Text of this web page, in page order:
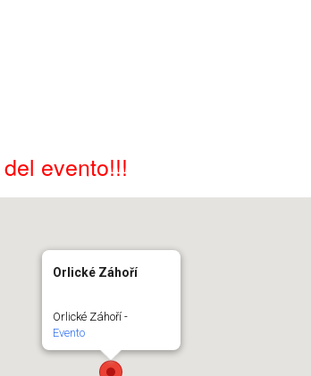
evento!!!
Orlické Záhoří
Orlické Záhoří -
Evento